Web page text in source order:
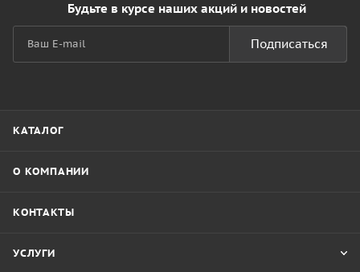
Будьте в курсе наших акций и новостей
Подписаться
КАТАЛОГ
О КОМПАНИИ
КОНТАКТЫ
УСЛУГИ